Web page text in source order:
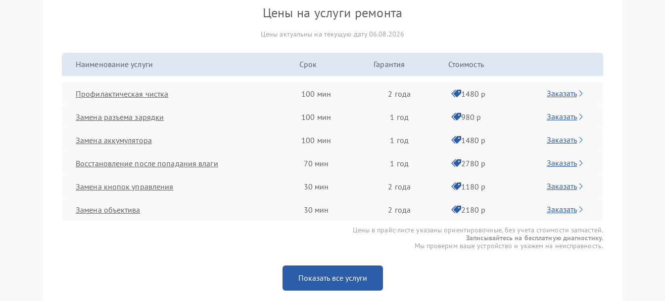
Цены на услуги ремонта
Цены актуальны на текущую дату 06.08.2026
Наименование услуги Срок Гарантия Стоимость
Профилактическая чистка 100 мин 2 года 1480 р Заказать
Замена разъема зарядки 100 мин 1 год 980 р Заказать
Замена аккумулятора 100 мин 1 год 1480 р Заказать
Восстановление после попадания влаги 70 мин 1 год 2780 р Заказать
Замена кнопок управления 30 мин 2 года 1180 р Заказать
Замена объектива 30 мин 2 года 2180 р Заказать
Цены в прайс-листе указаны ориентировочные, без учета стоимости запчастей.
Записывайтесь на бесплатную диагностику.
Мы проверим ваше устройство и укажем на неисправность.
Показать все услуги